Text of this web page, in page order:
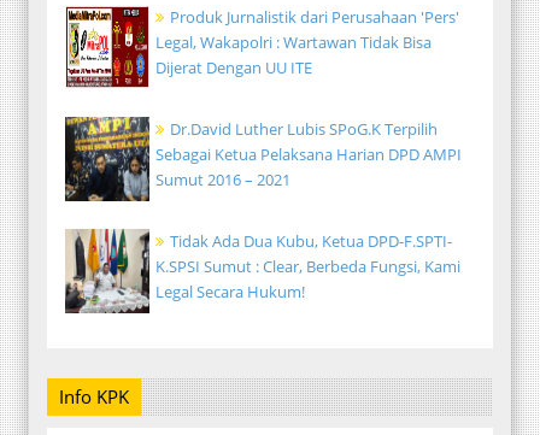
Produk Jurnalistik dari Perusahaan 'Pers'
Legal, Wakapolri : Wartawan Tidak Bisa
Dijerat Dengan UU ITE
Dr.David Luther Lubis SPoG.K Terpilih
Sebagai Ketua Pelaksana Harian DPD AMPI
Sumut 2016 – 2021
Tidak Ada Dua Kubu, Ketua DPD-F.SPTI-
K.SPSI Sumut : Clear, Berbeda Fungsi, Kami
Legal Secara Hukum!
Info KPK